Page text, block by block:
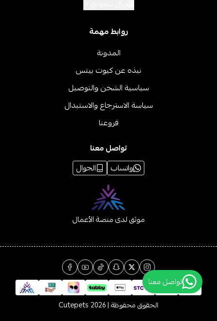
روابط مهمة
المدونة
نبذه عن كيوت بيتس
سياسية الشحن والتوصيل
سياسة الاسترجاع والاستبدال
فروعنا
تواصل معنا
واتساب
الجوال
موثق لدى منصة الأعمال
الحقوق محفوظة | 2026 Cutepets
تواصل معنا